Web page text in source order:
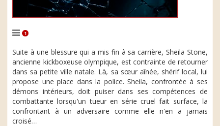
1
Suite à une blessure qui a mis fin à sa carrière, Sheila Stone,
ancienne kickboxeuse olympique, est contrainte de retourner
dans sa petite ville natale. Là, sa sœur aînée, shérif local, lui
propose une place dans la police. Sheila, confrontée à ses
démons intérieurs, doit puiser dans ses compétences de
combattante lorsqu'un tueur en série cruel fait surface, la
confrontant à un adversaire comme elle n'en a jamais
croisé…